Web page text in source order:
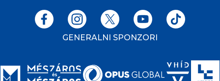
GENERALNI SPONZORI